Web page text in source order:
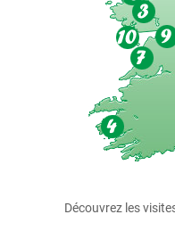
Découvrez les